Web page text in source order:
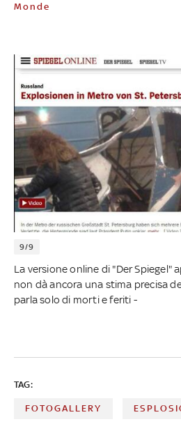
Monde
9/9
La versione online di "Der Spiegel"
non dà ancora una stima precisa
parla solo di morti e feriti -
TAG:
FOTOGALLERY